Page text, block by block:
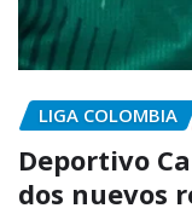
LIGA COLOMBIA
Deportivo
dos nuevos